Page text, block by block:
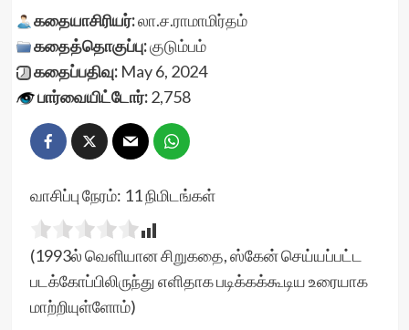
கதையாசிரியர்:லா.ச.ராமாமிர்தம்
கதைத்தொகுப்பு:குடும்பம்
கதைப்பதிவு:May 6, 2024
பார்வையிட்டோர்:2,758
வாசிப்பு நேரம்: 11நிமிடங்கள்
(1993ல் வெளியான சிறுகதை, ஸ்கேன் செய்யப்பட்ட
படக்கோப்பிலிருந்து எளிதாக படிக்கக்கூடிய உரையாக
மாற்றியுள்ளோம்)